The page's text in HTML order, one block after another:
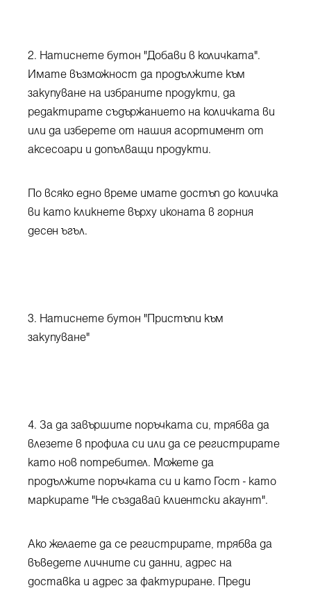
2. Натиснете бутон "Добави в количката".
Имате възможност да продължите към
закупуване на избраните продукти, да
редактирате съдържанието на количката ви
или да изберете от нашия асортимент от
аксесоари и допълващи продукти.
По всяко едно време имате достъп до количка
ви като кликнете върху иконата в горния
десен ъгъл.
3. Натиснете бутон "Пристъпи към
закупуване"
4. За да завършите поръчката си, трябва да
влезете в профила си или да се регистрирате
като нов потребител. Можете да
продължите поръчката си и като Гост - като
маркирате "Не създавай клиентски акаунт".
Ако желаете да се регистрирате, трябва да
въведете личните си данни, адрес на
доставка и адрес за фактуриране. Преди